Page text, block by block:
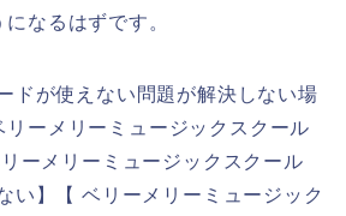
なるはずです。
ドが使えない問題が解決しない場
ーメリーミュージックスクール
ーメリーミュージックスクール
】【 ベリーメリーミュージック